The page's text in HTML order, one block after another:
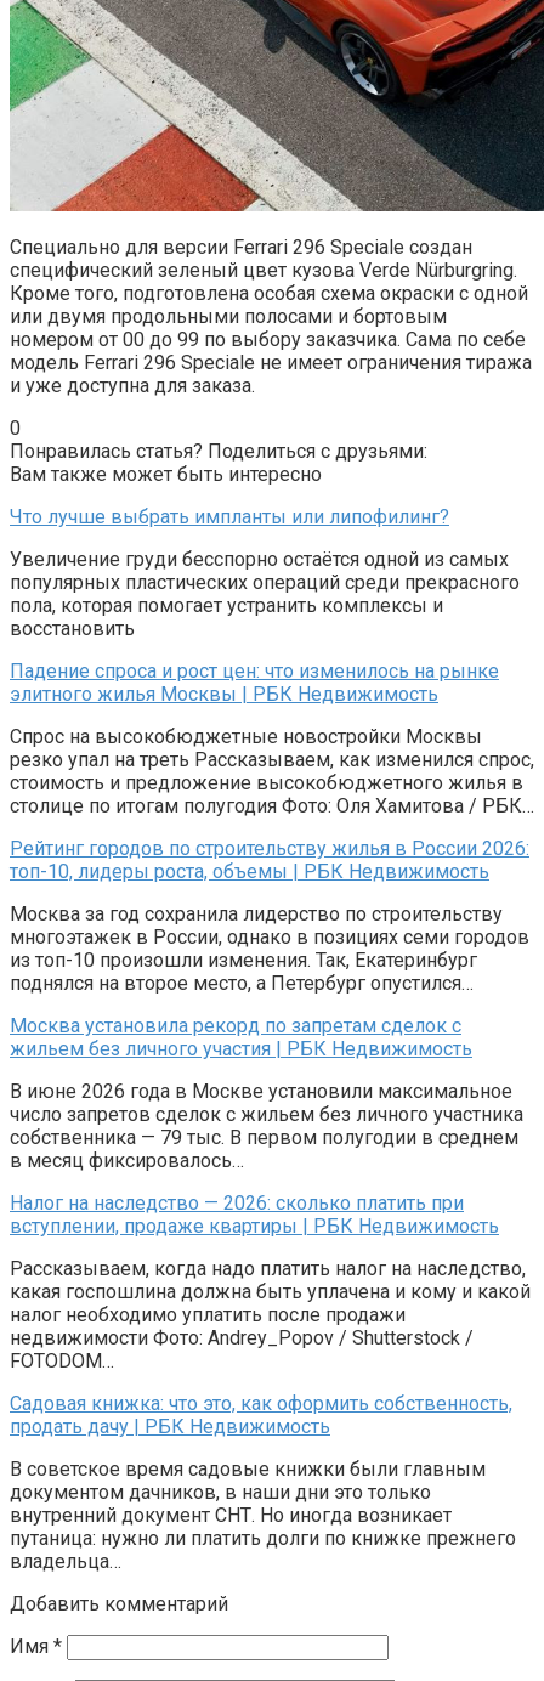
Специально для версии Ferrari 296 Speciale создан
специфический зеленый цвет кузова Verde Nürburgring.
Кроме того, подготовлена особая схема окраски с одной
или двумя продольными полосами и бортовым
номером от 00 до 99 по выбору заказчика. Сама по себе
модель Ferrari 296 Speciale не имеет ограничения тиража
и уже доступна для заказа.
0
Понравилась статья? Поделиться с друзьями:
Вам также может быть интересно
Что лучше выбрать импланты или липофилинг?
Увеличение груди бесспорно остаётся одной из самых
популярных пластических операций среди прекрасного
пола, которая помогает устранить комплексы и
восстановить
Падение спроса и рост цен: что изменилось на рынке
элитного жилья Москвы | РБК Недвижимость
Спрос на высокобюджетные новостройки Москвы
резко упал на треть Рассказываем, как изменился спрос,
стоимость и предложение высокобюджетного жилья в
столице по итогам полугодия Фото: Оля Хамитова / РБК…
Рейтинг городов по строительству жилья в России 2026:
топ-10, лидеры роста, объемы | РБК Недвижимость
Москва за год сохранила лидерство по строительству
многоэтажек в России, однако в позициях семи городов
из топ-10 произошли изменения. Так, Екатеринбург
поднялся на второе место, а Петербург опустился…
Москва установила рекорд по запретам сделок с
жильем без личного участия | РБК Недвижимость
В июне 2026 года в Москве установили максимальное
число запретов сделок с жильем без личного участника
собственника — 79 тыс. В первом полугодии в среднем
в месяц фиксировалось…
Налог на наследство — 2026: сколько платить при
вступлении, продаже квартиры | РБК Недвижимость
Рассказываем, когда надо платить налог на наследство,
какая госпошлина должна быть уплачена и кому и какой
налог необходимо уплатить после продажи
недвижимости Фото: Andrey_Popov / Shutterstock /
FOTODOM…
Садовая книжка: что это, как оформить собственность,
продать дачу | РБК Недвижимость
В советское время садовые книжки были главным
документом дачников, в наши дни это только
внутренний документ СНТ. Но иногда возникает
путаница: нужно ли платить долги по книжке прежнего
владельца…
Добавить комментарий
Имя *